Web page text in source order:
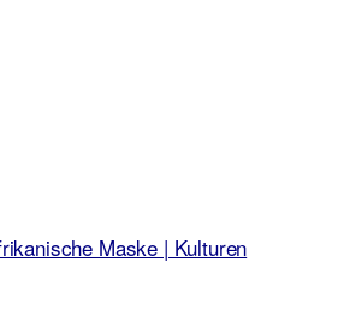
Maske | Kulturen